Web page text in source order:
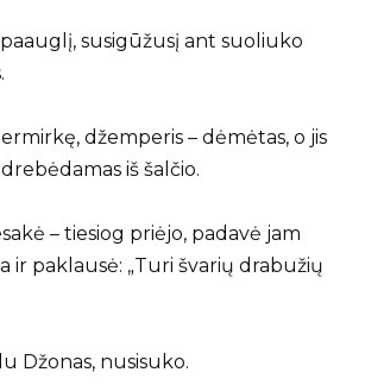
susigūžusį ant suoliuko
džemperis – dėmėtas, o jis
iš šalčio.
– tiesiog priėjo, padavė jam
ir paklausė: „Turi švarių drabužių
Džonas, nusisuko.